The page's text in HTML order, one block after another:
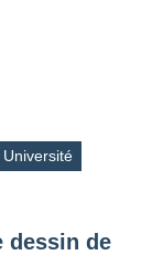
Université
dessin de